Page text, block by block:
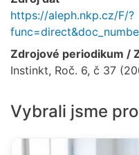
https://aleph.nkp.cz/F/?
Zdrojové periodikum /
Instinkt, Roč. 6, č 37
Vybrali jsme